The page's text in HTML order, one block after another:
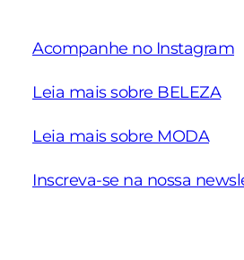
Acompanhe no Instagram
Leia mais sobre BELEZA
Leia mais sobre MODA
Inscreva-se na nossa